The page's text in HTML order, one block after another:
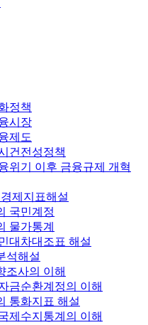
정책
시장
제도
건전성정책
위기 이후 금융규제 개혁
제지표해설
국민계정
물가통계
대차대조표 해설
석해설
조사의 이해
금순환계정의 이해
통화지표 해설
제수지통계의 이해